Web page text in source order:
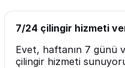
7/24 çilingir hizmeti
Evet, haftanın 7 günü
çilingir hizmeti